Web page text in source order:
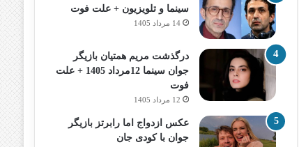
سینما و تلویزیون + علت فوت
14 مرداد 1405
درگذشت مریم همتیان بازیگر
جوان سینما 12مرداد 1405 + علت
فوت
12 مرداد 1405
عکس ازدواج اما رابرتز بازیگر
جوان با کودی جان